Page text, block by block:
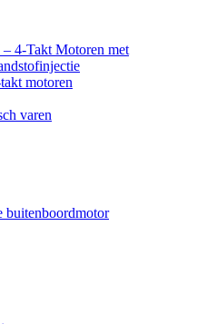
4-Takt Motoren met
motoren
varen
buitenboordmotor